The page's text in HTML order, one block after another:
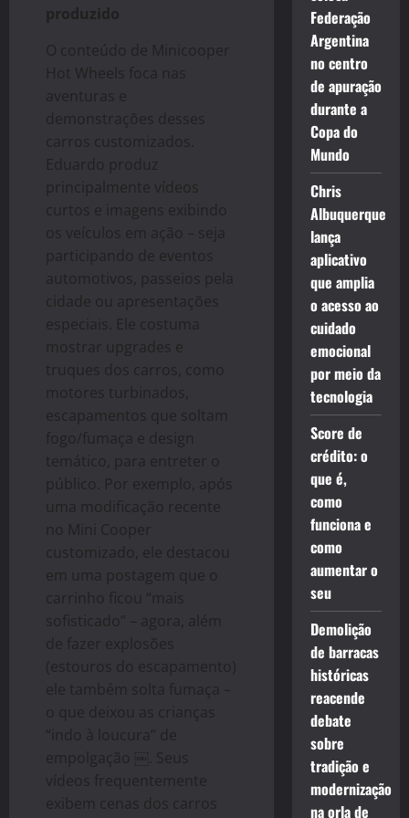
produzido
O conteúdo de Minicooper
Hot Wheels foca nas
aventuras e
demonstrações desses
carros customizados.
Eduardo produz
principalmente vídeos
curtos e imagens exibindo
os veículos em ação – seja
participando de eventos
automotivos, passeios pela
cidade ou apresentações
especiais. Ele costuma
mostrar upgrades e
truques dos carros, como
motores turbinados,
escapamentos que soltam
fogo/fumaça e design
temático, para entreter o
público. Por exemplo, após
uma modificação recente
no Mini Cooper
customizado, ele destacou
em uma postagem que o
carrinho ficou “mais
sofisticado” – agora, além
de fazer explosões
(estouros do escapamento)
ele também solta fumaça –
o que deixou as crianças
“indo à loucura” de
empolgação ￼. Seus
vídeos frequentemente
exibem cenas dos carros
Federação
Argentina
no centro
de apuração
durante a
Copa do
Mundo
Chris
Albuquerque
lança
aplicativo
que amplia
o acesso ao
cuidado
emocional
por meio da
tecnologia
Score de
crédito: o
que é,
como
funciona e
como
aumentar o
seu
Demolição
de barracas
históricas
reacende
debate
sobre
tradição e
modernização
na orla de